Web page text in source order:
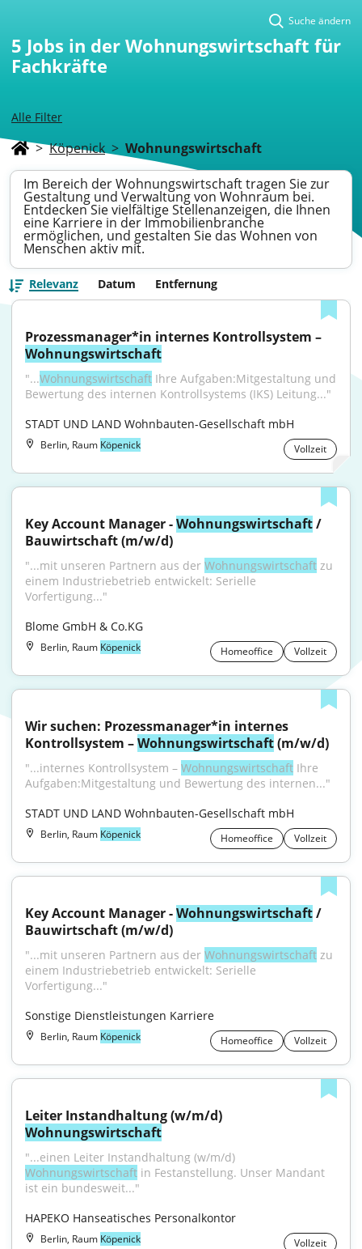
Alle Filter
Suche ändern
5 Jobs in der Wohnungswirtschaft für
Fachkräfte
> Köpenick > Wohnungswirtschaft
Im Bereich der Wohnungswirtschaft tragen Sie zur
Gestaltung und Verwaltung von Wohnraum bei.
Entdecken Sie vielfältige Stellenanzeigen, die Ihnen
eine Karriere in der Immobilienbranche
ermöglichen, und gestalten Sie das Wohnen von
Menschen aktiv mit.
Relevanz Datum Entfernung
Wohnungswirtschaft
"...Wohnungswirtschaft Ihre Aufgaben:Mitgestaltung und
Bewertung des internen Kontrollsystems (IKS) Leitung..."
STADT UND LAND Wohnbauten-Gesellschaft mbH
Berlin, Raum Köpenick Vollzeit
Key Account Manager - Wohnungswirtschaft /
Bauwirtschaft (m/w/d)
"...mit unseren Partnern aus der Wohnungswirtschaft zu
einem Industriebetrieb entwickelt: Serielle
Vorfertigung..."
Blome GmbH & Co.KG
Berlin, Raum Köpenick Homeoffice Vollzeit
Wir suchen: Prozessmanager*in internes
Kontrollsystem – Wohnungswirtschaft (m/w/d)
"...internes Kontrollsystem – Wohnungswirtschaft Ihre
Aufgaben:Mitgestaltung und Bewertung des internen..."
STADT UND LAND Wohnbauten-Gesellschaft mbH
Berlin, Raum Köpenick Homeoffice Vollzeit
Key Account Manager - Wohnungswirtschaft /
Bauwirtschaft (m/w/d)
"...mit unseren Partnern aus der Wohnungswirtschaft zu
einem Industriebetrieb entwickelt: Serielle
Vorfertigung..."
Sonstige Dienstleistungen Karriere
Berlin, Raum Köpenick Homeoffice Vollzeit
Wohnungswirtschaft
Wohnungswirtschaft in Festanstellung. Unser Mandant
ist ein bundesweit..."
HAPEKO Hanseatisches Personalkontor
Berlin, Raum Köpenick Vollzeit